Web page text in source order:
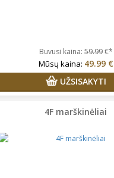
Buvusi kaina:59.99€*
Mūsų kaina: 49.99 €
UŽSISAKYTI
4F marškinėliai